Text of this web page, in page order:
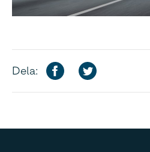
Dela: